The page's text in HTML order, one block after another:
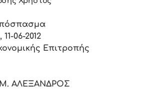
06-2012
Επιτροπής
ΑΛΕΞΑΝΔΡΟΣ